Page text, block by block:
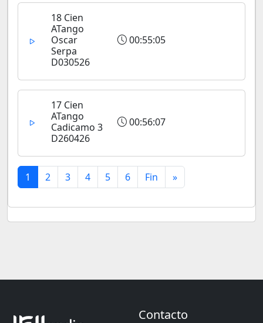
18 Cien
ATango
Oscar
Serpa
D030526
00:55:05
17 Cien
ATango
Cadicamo 3
D260426
00:56:07
1 2 3 4 5 6 Fin »
Contacto